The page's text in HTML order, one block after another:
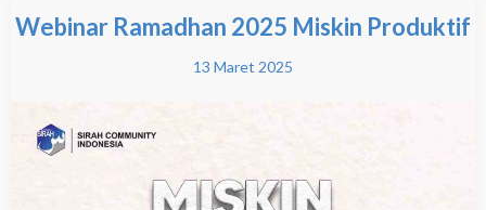
Webinar Ramadhan 2025 Miskin Produktif
13 Maret 2025